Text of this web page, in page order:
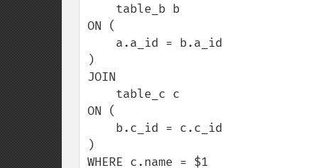
ON (
)
JOIN
ON (
)
WHERE c.name = $1